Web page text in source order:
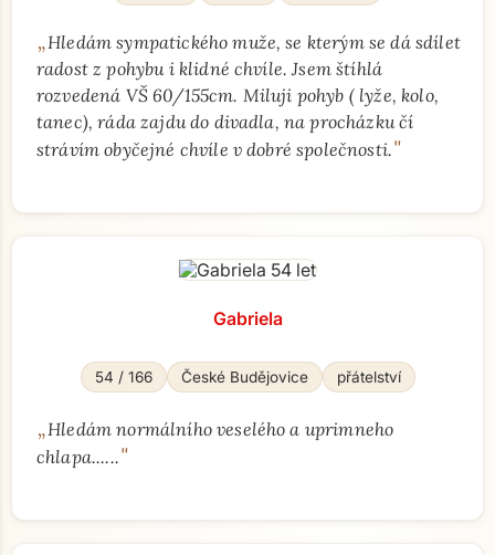
„Hledám sympatického muže, se kterým se dá sdílet
radost z pohybu i klidné chvíle. Jsem štíhlá
rozvedená VŠ 60/155cm. Miluji pohyb ( lyže, kolo,
tanec), ráda zajdu do divadla, na procházku čí
strávím obyčejné chvíle v dobré společnosti."
Gabriela
54 / 166 České Budějovice přátelství
„Hledám normálního veselého a uprimneho
chlapa......"